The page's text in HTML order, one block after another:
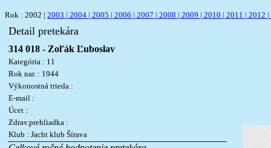
Rok : 2002 | 2003 | 2004 | 2005 | 2006 | 2007 | 2008 | 2009 | 2010 | 2011 | 2012 |
Detail pretekára
314 018 - Zoľák Ľuboslav
Kategória : 11
Rok nar. : 1944
Výkonostná trieda :
E-mail :
Úcet :
Zdrav.prehliadka :
Klub : Jacht klub Šírava